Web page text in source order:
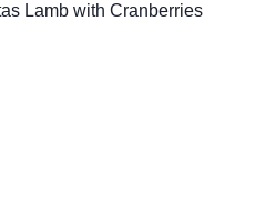
Lamb with Cranberries